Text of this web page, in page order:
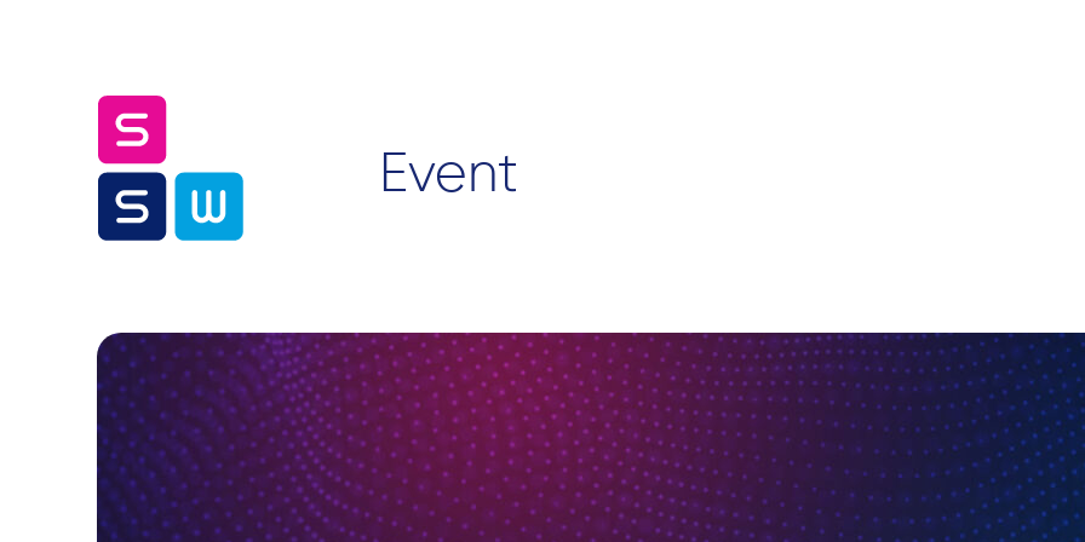
Event